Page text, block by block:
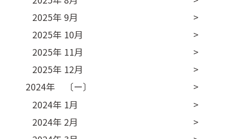
2025年 9月
2025年 10月
2025年 11月
2025年 12月
2024年 〔ー〕
2024年 1月
2024年 2月